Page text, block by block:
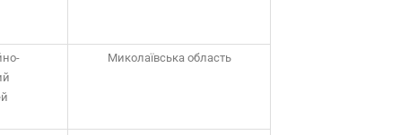
Миколаївська область